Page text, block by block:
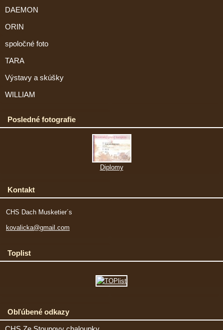
DAEMON
ORIN
spoločné foto
TARA
Výstavy a skúšky
WILLIAM
Posledné fotografie
Diplomy
Kontakt
CHS Dach Musketier´s
kovalicka@gmail.com
Toplist
Obľúbené odkazy